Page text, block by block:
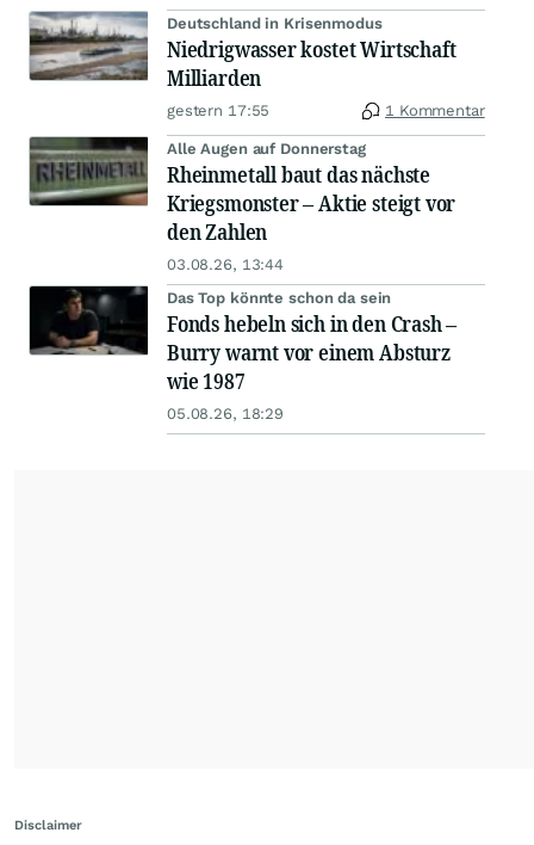
Deutschland in Krisenmodus
Niedrigwasser kostet Wirtschaft
Milliarden
gestern 17:55 1 Kommentar
Alle Augen auf Donnerstag
Rheinmetall baut das nächste
Kriegsmonster – Aktie steigt vor
den Zahlen
03.08.26, 13:44
Das Top könnte schon da sein
Fonds hebeln sich in den Crash –
Burry warnt vor einem Absturz
wie 1987
05.08.26, 18:29
Disclaimer